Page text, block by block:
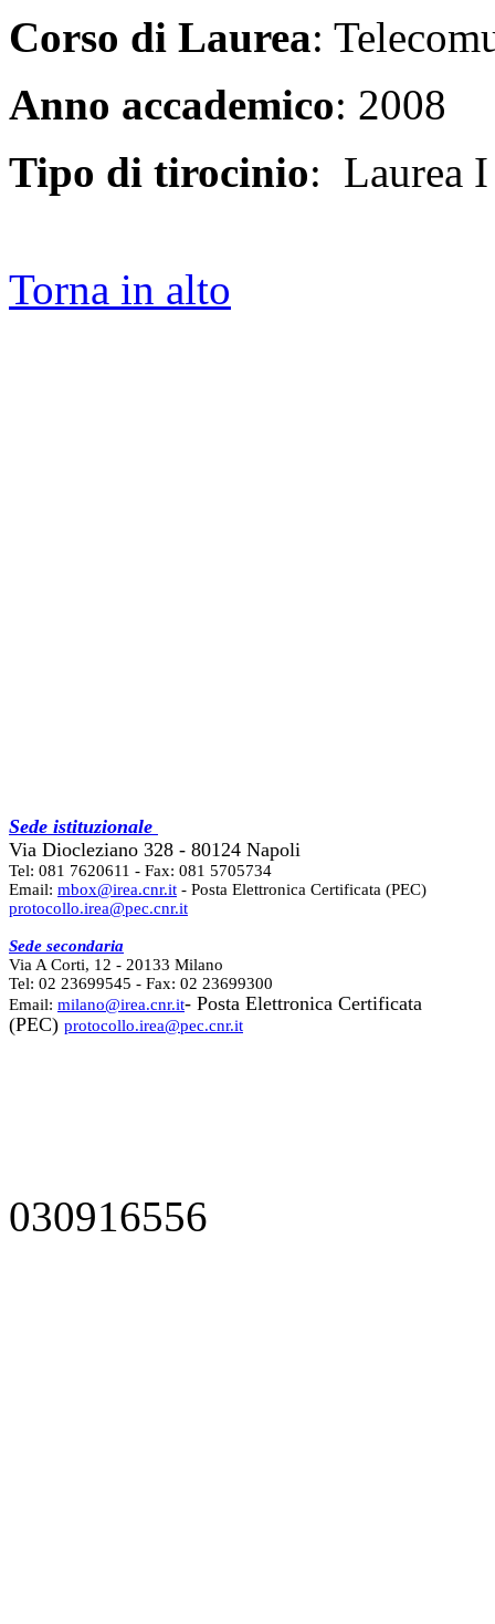
Corso di Laurea:
Anno accademico: 2008
Tipo di tirocinio: Laurea
Torna in alto
Sede istituzionale
Via Diocleziano 328 - 80124 Napoli
Tel: 081 7620611 - Fax: 081 5705734
Email: mbox@irea.cnr.it - Posta Elettronica Certificata (PEC)
protocollo.irea@pec.cnr.it
Sede secondaria
Via A Corti, 12 - 20133 Milano
Tel: 02 23699545 - Fax: 02 23699300
Email: milano@irea.cnr.it- Posta Elettronica Certificata
(PEC) protocollo.irea@pec.cnr.it
030916556